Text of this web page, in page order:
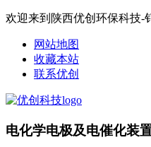
欢迎来到陕西优创环保科技-
网站地图
收藏本站
联系优创
电化学电极及电催化装